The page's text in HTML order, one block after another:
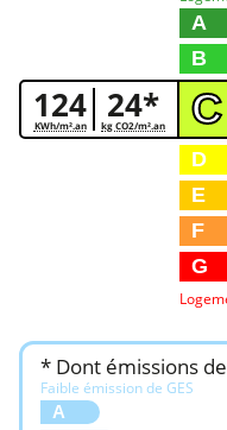
124
KWh/m².an 24*
kg CO2/m².an
A
B
C
D
E
F
G
* Dont émissions
Faible émission de GES
A